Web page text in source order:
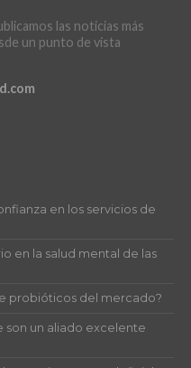
las noticias más
un punto de vista
en los servicios de
en la salud mental de las
probióticos del mercado?
son un aliado excelente